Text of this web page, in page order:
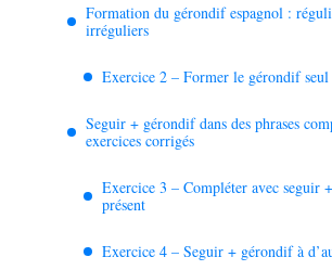
Formation du gérondif espagnol :
irréguliers
Exercice 2 – Former le gérondif seul
Seguir + gérondif dans des phrases
exercices corrigés
Exercice 3 – Compléter avec seguir
présent
Exercice 4 – Seguir + gérondif à